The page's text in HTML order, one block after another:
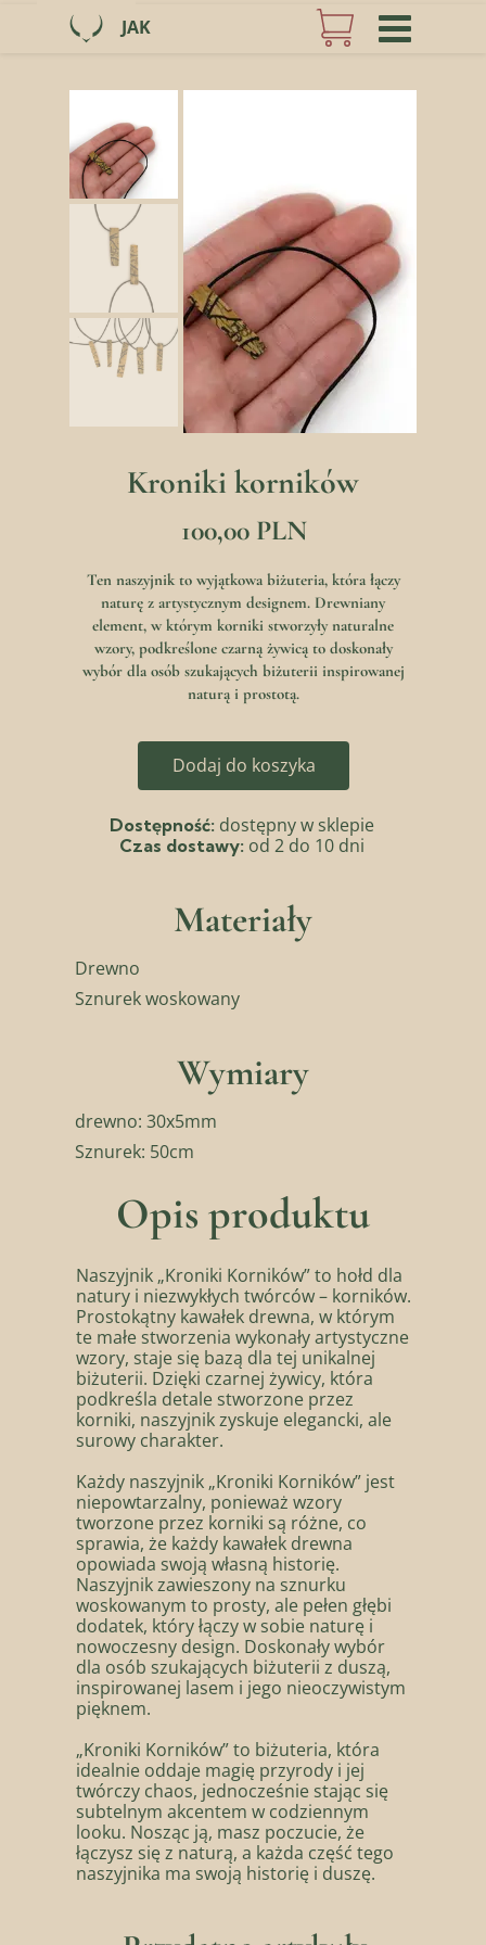
JAK
Dodaj do koszyka
100,00 PLN
Dostępność: dostępny w sklepie
Czas dostawy: od 2 do 10 dni
Opis produktu
Naszyjnik „Kroniki Korników” to hołd dla
natury i niezwykłych twórców – korników.
Prostokątny kawałek drewna, w którym
te małe stworzenia wykonały artystyczne
wzory, staje się bazą dla tej unikalnej
biżuterii. Dzięki czarnej żywicy, która
podkreśla detale stworzone przez
korniki, naszyjnik zyskuje elegancki, ale
surowy charakter.
Każdy naszyjnik „Kroniki Korników” jest
niepowtarzalny, ponieważ wzory
tworzone przez korniki są różne, co
sprawia, że każdy kawałek drewna
opowiada swoją własną historię.
Naszyjnik zawieszony na sznurku
woskowanym to prosty, ale pełen głębi
dodatek, który łączy w sobie naturę i
nowoczesny design. Doskonały wybór
dla osób szukających biżuterii z duszą,
inspirowanej lasem i jego nieoczywistym
pięknem.
„Kroniki Korników” to biżuteria, która
idealnie oddaje magię przyrody i jej
twórczy chaos, jednocześnie stając się
subtelnym akcentem w codziennym
looku. Nosząc ją, masz poczucie, że
łączysz się z naturą, a każda część tego
naszyjnika ma swoją historię i duszę.
Wymiary
Materiały
Drewno
Sznurek woskowany
Kroniki korników
Ten naszyjnik to wyjątkowa biżuteria, która łączy
naturę z artystycznym designem. Drewniany
element, w którym korniki stworzyły naturalne
wzory, podkreślone czarną żywicą to doskonały
wybór dla osób szukających biżuterii inspirowanej
naturą i prostotą.
drewno: 30x5mm
Sznurek: 50cm